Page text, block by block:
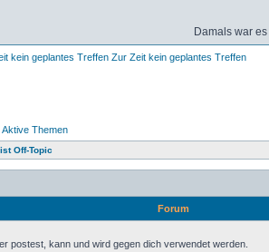
Damals war
Zur Zeit kein geplantes Treffen
Aktive Themen
Off-Topic
Forum
postest, kann und wird gegen dich verwendet werden.